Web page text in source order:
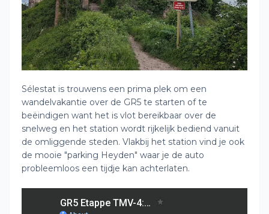
Sélestat is trouwens een prima plek om een
wandelvakantie over de GR5 te starten of te
beëindigen want het is vlot bereikbaar over de
snelweg en het station wordt rijkelijk bediend vanuit
de omliggende steden. Vlakbij het station vind je ook
de mooie "parking Heyden" waar je de auto
probleemloos een tijdje kan achterlaten.